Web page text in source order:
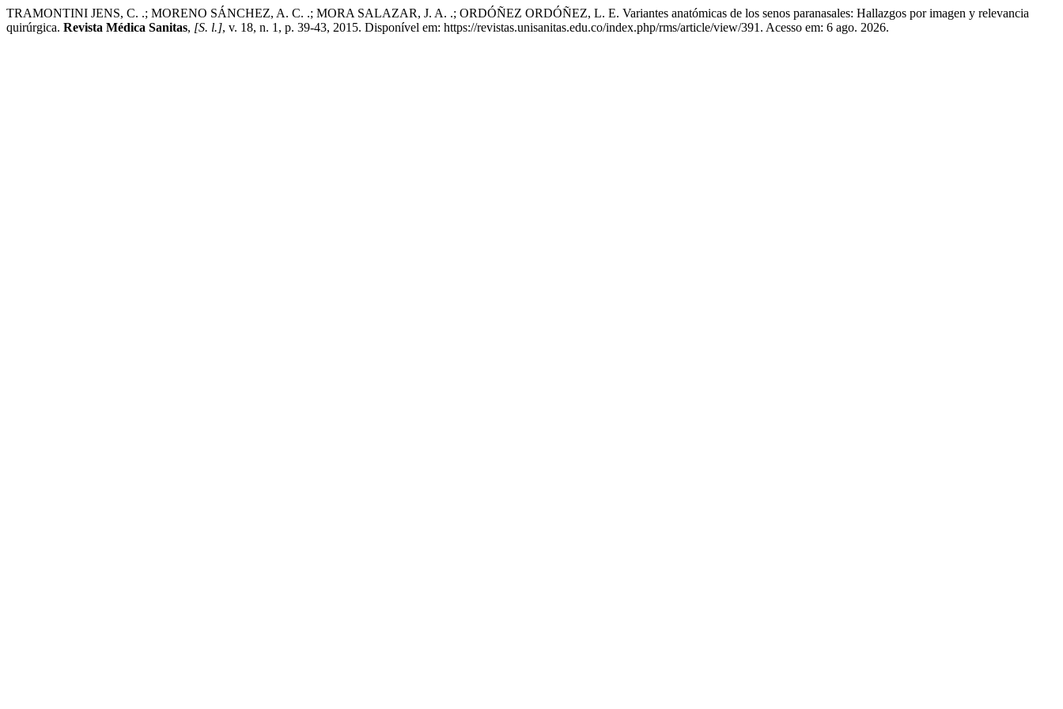
TRAMONTINI JENS, C. .; MORENO SÁNCHEZ, A. C. .; MORA SALAZAR, J. A. .; ORDÓÑEZ ORDÓÑEZ, L. E. Variantes anatómicas de los senos paranasales: Hallazgos por imagen y relevancia
quirúrgica. Revista Médica Sanitas, [S. l.], v. 18, n. 1, p. 39-43, 2015. Disponível em: https://revistas.unisanitas.edu.co/index.php/rms/article/view/391. Acesso em: 6 ago. 2026.